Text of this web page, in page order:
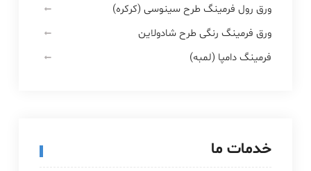
ورق رول فرمینگ طرح سینوسی (کرکره)
ورق فرمینگ رنگی طرح شادولاین
فرمینگ دامپا (لمبه)
خدمات ما